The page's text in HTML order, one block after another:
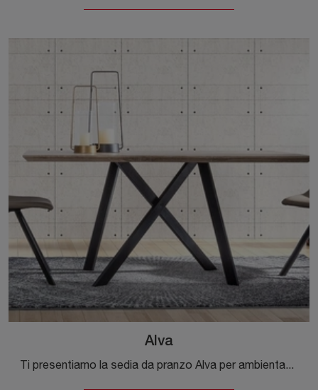
Alva
Ti presentiamo la sedia da pranzo Alva per ambientazioni moderne, tra le più esclusive Sedie fisse di Bizzotto.